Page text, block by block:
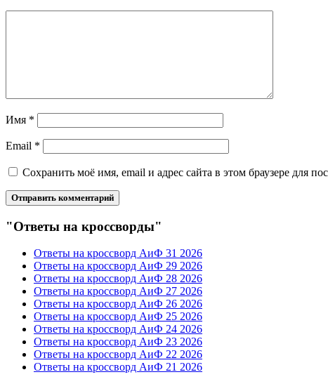
Имя *
Email *
Сохранить моё имя, email и адрес сайта в этом браузере для
"Ответы на кроссворды"
Ответы на кроссворд АиФ 31 2026
Ответы на кроссворд АиФ 29 2026
Ответы на кроссворд АиФ 28 2026
Ответы на кроссворд АиФ 27 2026
Ответы на кроссворд АиФ 26 2026
Ответы на кроссворд АиФ 25 2026
Ответы на кроссворд АиФ 24 2026
Ответы на кроссворд АиФ 23 2026
Ответы на кроссворд АиФ 22 2026
Ответы на кроссворд АиФ 21 2026